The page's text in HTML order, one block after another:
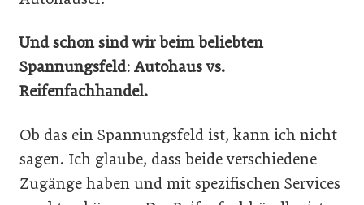
Und schon sind wir beim beliebten
Spannungsfeld: Autohaus vs.
Reifenfachhandel.
Ob das ein Spannungsfeld ist, kann ich nicht
sagen. Ich glaube, dass beide verschiedene
Zugänge haben und mit spezifischen Services